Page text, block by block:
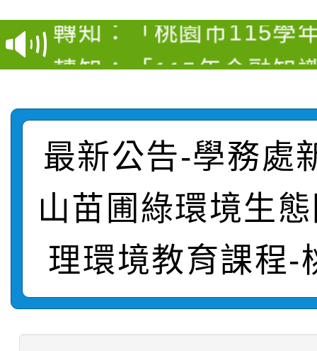
結果(第12招)
賽及師生本土語及新住
賽實施要點
轉知：「桃園市115學
比賽實施要點」
轉知：「115年金融知
動辦法」
轉知臺中市政府政風處
城市手牽手，綠能透明
轉知：「115學年度全
劇比賽實施要點」及修
表
轉知：桃園市115年度
敬師藝文競賽』實施計
【甄選結果(第11招)】
學年度第1學期第7次代
結果(第11招)
【甄選結果(第3招)】
學年度第1學期第9次代
結果(第3招)
【甄選結果(第4招)】
學年度第1學期第9次代
【甄選結果(第12招)】
最新公告-學務處
山苗圃綠環境生
理環境教育課程-